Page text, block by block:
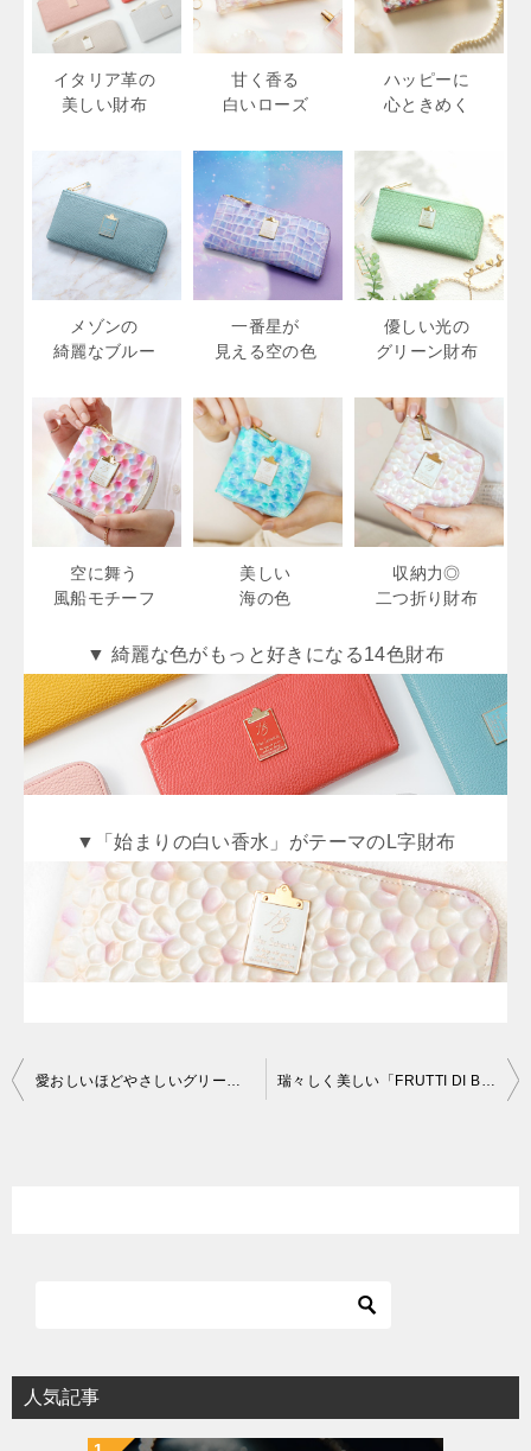
イタリア革の
美しい財布
甘く香る
白いローズ
ハッピーに
心ときめく
メゾンの
綺麗なブルー
一番星が
見える空の色
優しい光の
グリーン財布
空に舞う
風船モチーフ
美しい
海の色
収納力◎
二つ折り財布
▼ 綺麗な色がもっと好きになる14色財布
▼「始まりの白い香水」がテーマのL字財布
投
ン
愛おしいほどやさしいグリーン。「Cooga（クーガ）」の二つ折り財布｜今日の素敵図鑑 瑞々しく美しい「FRUTTI DI BOSCO（フルッティディボスコ）」のアートレザー長財布｜今日の素敵図鑑
人気記事